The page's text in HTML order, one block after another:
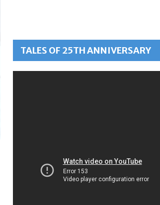
TALES OF 25TH ANNIVERSARY